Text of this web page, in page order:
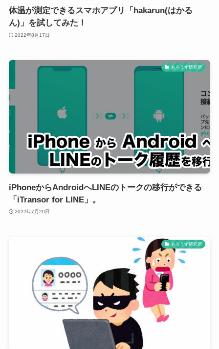
体温が測定できるスマホアプリ「hakarun(はかる
ん)」を試してみた！
2022年8月17日
あろうず研究所
iPhoneからAndroidへLINEのトークの移行ができる
「iTransor for LINE」。
2022年7月20日
あろうず研究所